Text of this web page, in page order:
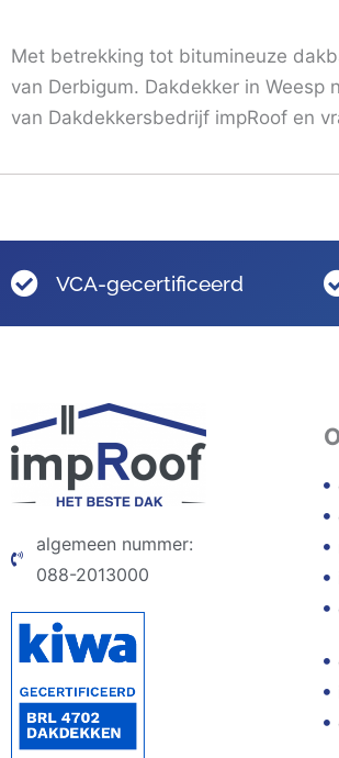
Met betrekking tot bitumineuze
van Derbigum. Dakdekker in
van Dakdekkersbedrijf impRoof en
VCA-gecertificeerd
algemeen nummer:
088-2013000